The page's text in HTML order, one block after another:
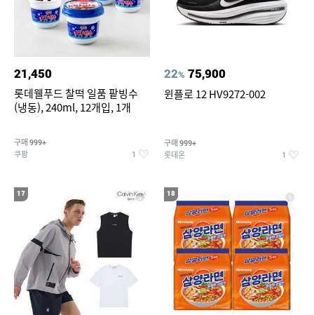
21,450
롯데웰푸드 찰떡 일품 팥빙수
(냉동), 240ml, 12개입, 1개
구매 999+
쿠팡 1
22% 75,900
윈플로 12 HV9272-002
구매 999+
롯데온 1
17 18